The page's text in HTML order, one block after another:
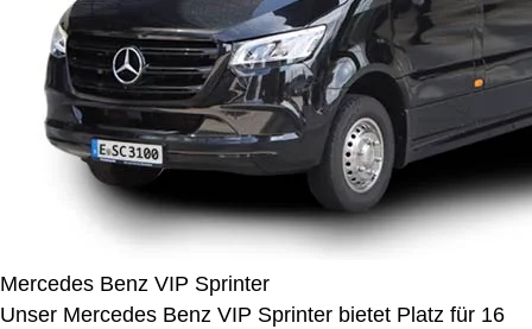
Mercedes Benz VIP Sprinter
Unser Mercedes Benz VIP Sprinter bietet Platz für 16